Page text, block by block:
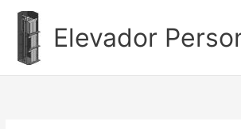
contenido
Elevador